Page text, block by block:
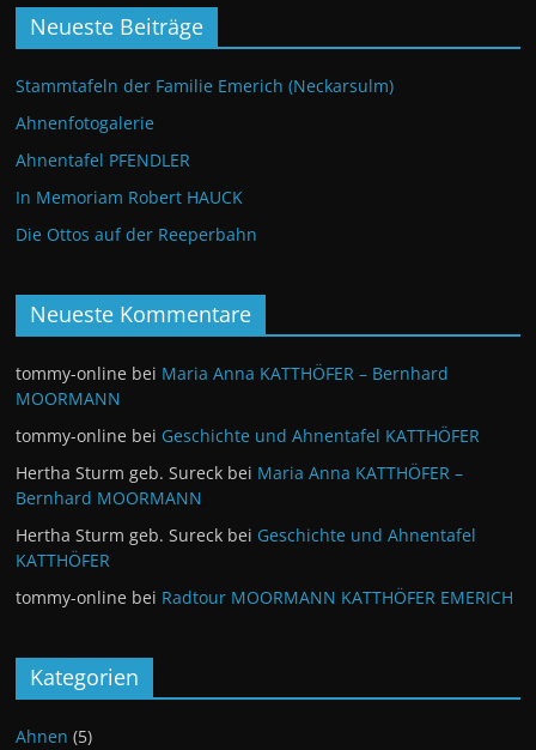
Neueste Beiträge
Stammtafeln der Familie Emerich (Neckarsulm)
Ahnenfotogalerie
Ahnentafel PFENDLER
In Memoriam Robert HAUCK
Die Ottos auf der Reeperbahn
Neueste Kommentare
tommy-online bei Maria Anna KATTHÖFER – Bernhard
MOORMANN
tommy-online bei Geschichte und Ahnentafel KATTHÖFER
Hertha Sturm geb. Sureck bei Maria Anna KATTHÖFER –
Bernhard MOORMANN
Hertha Sturm geb. Sureck bei Geschichte und Ahnentafel
KATTHÖFER
tommy-online bei Radtour MOORMANN KATTHÖFER EMERICH
Kategorien
Ahnen (5)